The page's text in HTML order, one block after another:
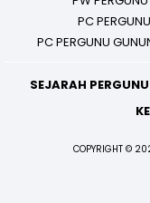
PC
PC PERGUNU
SEJARAH PERGUNU
COPYRIGHT ©